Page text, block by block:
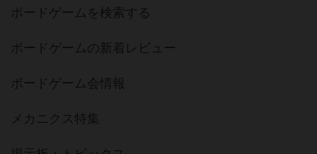
ボードゲームを検索する
ボードゲームの新着レビュー
ボードゲーム会情報
メカニクス特集